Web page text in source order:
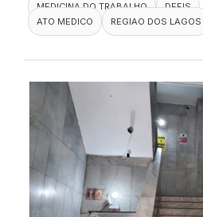
MEDICINA DO TRABALHO
DEFIS
ATO MEDICO
REGIAO DOS LAGOS